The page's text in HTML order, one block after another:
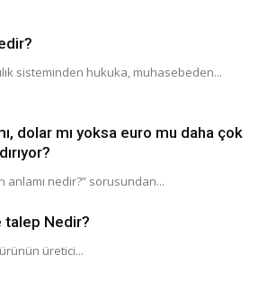
sisteminden hukuka, muhasebeden...
dolar mı yoksa euro mu daha çok
anlamı nedir?” sorusundan...
talep Nedir?
üretici...